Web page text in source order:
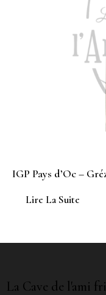
IGP Pays d’Oc –
Lire La Suite
La Cave de l'ami